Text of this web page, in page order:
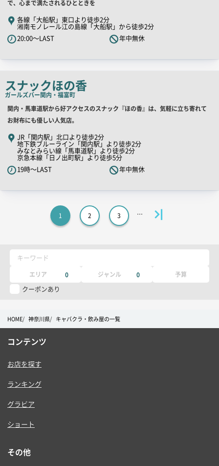
舗
PR
キ
ャ
チ
ピ
ー
で、心まで満たされるひとときを
各線「大船駅」東口より徒歩2分
湘南モノレール江の島線「大船駅」から徒歩2分
20:00～LAST
年中無休
スナックほの香
ガールズバー関内・福富町
店
舗
PR
キ
ッ
コ
関内・馬車道駅から好アクセスのスナック『ほの香』は、気軽に立ち寄れて
お財布にも優しい人気店。
JR「関内駅」北口より徒歩2分
地下鉄ブルーライン「関内駅」より徒歩2分
みなとみらい線「馬車道駅」より徒歩2分
京急本線「日ノ出町駅」より徒歩5分
19時～LAST
年中無休
1 2 3
キーワード
エリア 0 ジャンル 0 予算
クーポンあり
HOME 神奈川県 キャバクラ・飲み屋の一覧
コンテンツ
お店を探す
ランキング
グラビア
ショート
その他